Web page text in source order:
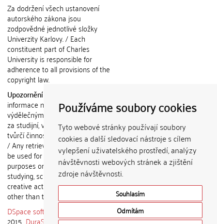
Používáme soubory cookies
Tyto webové stránky používají soubory
cookies a další sledovací nástroje s cílem
vylepšení uživatelského prostředí, analýzy
návštěvnosti webových stránek a zjištění
zdroje návštěvnosti.
Souhlasím
Odmítám
Za dodržení všech ustanovení
autorského zákona jsou
zodpovědné jednotlivé složky
Univerzity Karlovy. / Each
constituent part of Charles
University is responsible for
adherence to all provisions of the
copyright law.
Upozornění / Notice:
informace nemohou být použity k
výdělečným účelům nebo vydávány
za studijní, vědeckou nebo jinou
tvůrčí činnost jiné osoby než autora.
/ Any retrieved information shall not
be used for any commercial
purposes or claimed as results of
studying, scientific or any other
creative activities of any person
other than the author.
DSpace software
copyright © 2002-
2015 DuraSpace